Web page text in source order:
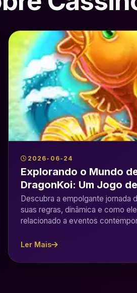
2026-06-24
Explorando o Mundo
DragonKoi: Um Jogo
Inovador
Descubra a empolgante jornada
suas regras, dinâmica e como
relacionado a eventos
Ler Mais